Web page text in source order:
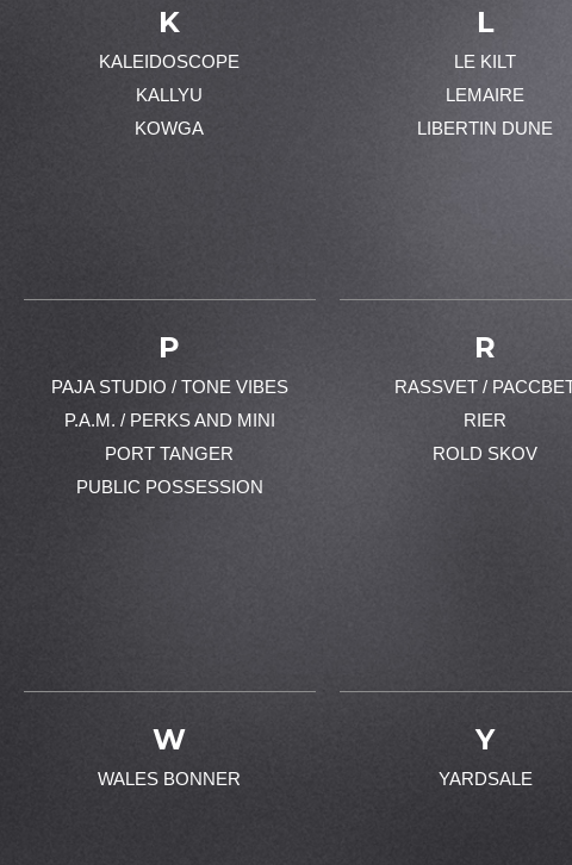
K
KALEIDOSCOPE
KALLYU
KOWGA
L
LE KILT
LEMAIRE
LIBERTIN DUNE
P
PAJA STUDIO / TONE VIBES
P.A.M. / PERKS AND MINI
PORT TANGER
PUBLIC POSSESSION
R
RASSVET /
RIER
ROLD SKOV
W
WALES BONNER
Y
YARDSALE